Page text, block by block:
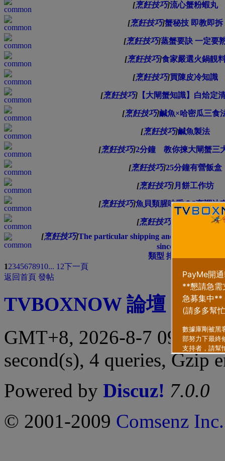
[烹飪技巧]流心蟹粉蝦丸
[烹飪技巧]蟹秘技 即教即拆
[烹飪技巧]蒸蟹要訣 一定要
[烹飪技巧]食家嚴選火鍋靚
[烹飪技巧]買陳皮冷知識
[烹飪技巧]【大閘蟹知識】白烚定
[烹飪技巧]鹹魚×哈密瓜三食
[烹飪技巧]鹹魚製法
[烹飪技巧]2分鐘 教你揀大閘蟹三
[烹飪技巧]25分鐘有營飯盒
[烹飪技巧]月餅工作坊
[烹飪技巧]魚貝類腥味重？5烹調法
[烹飪技巧
檸檬薏米水
[烹飪技巧]The particular shipping and delivery is
since they
類型 排序方式
12345678910... 12下一頁
返回首頁 發帖
TVBOXNOW 論壇
聯繫
GMT+8, 2026-8-7 09:38
second(s), 4 queries, Gzip
Powered by Discuz! 7.0.0
© 2001-2009 Comsenz Inc.